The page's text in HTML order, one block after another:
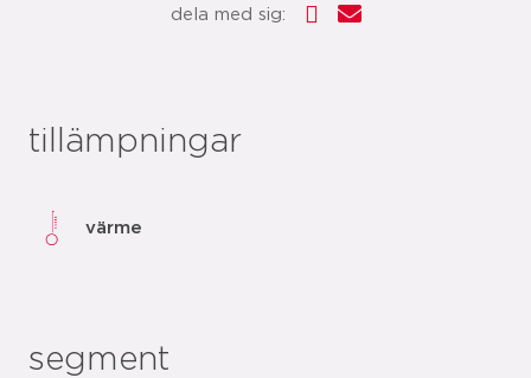
dela med sig:
tillämpningar
värme
segment